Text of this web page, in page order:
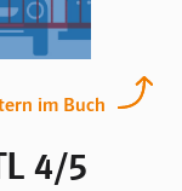
im Buch
4/5